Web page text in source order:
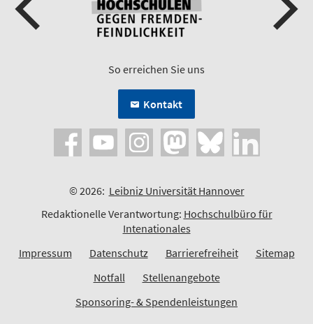
So erreichen Sie uns
Kontakt
© 2026: Leibniz Universität Hannover
Redaktionelle Verantwortung: Hochschulbüro für
Intenationales
Impressum
Datenschutz Barrierefreiheit
Sitemap
Notfall
Stellenangebote
Sponsoring- & Spendenleistungen